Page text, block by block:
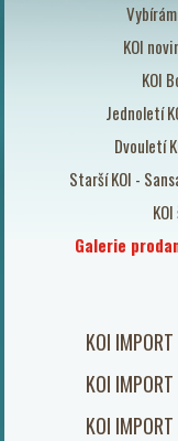
KOI
KOI
Jednoletí
Dvouletí
Starší KOI -
Galerie
KOI
KOI
KOI